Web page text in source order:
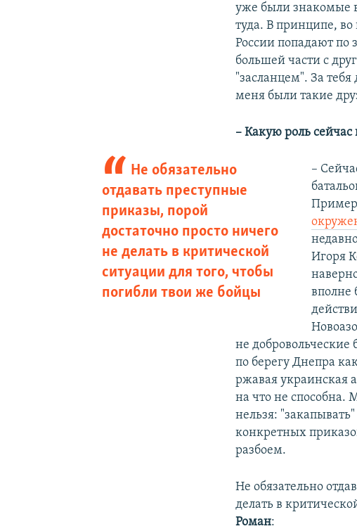
уже были знакомые
туда. В принципе, во
России попадают по
большей части с
"засланцем". За
меня были такие
– Какую роль
Не обязательно
отдавать преступные
приказы, порой
достаточно просто ничего
не делать в критической
ситуации для того, чтобы
погибли твои же бойцы
–
Игоря
вполне
не добровольческие
по берегу Днепра
ржавая украинская
на что не способна.
нельзя:
конкретных
разбоем.
Не обязательно
делать в
Роман: